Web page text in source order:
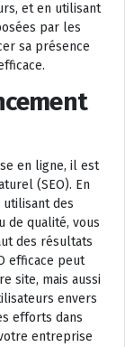
et en utilisant
par les
sa présence
en ligne, il est
(SEO). En
des
de qualité, vous
des résultats
efficace peut
site, mais aussi
envers
efforts dans
entreprise